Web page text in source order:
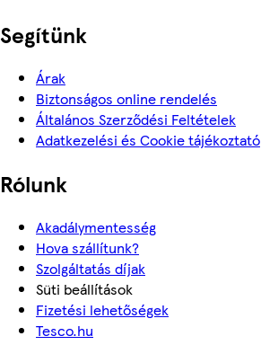
Segítünk
Árak
Biztonságos online rendelés
Általános Szerződési Feltételek
Adatkezelési és Cookie tájékoztató
Rólunk
Akadálymentesség
Hova szállítunk?
Szolgáltatás díjak
Süti beállítások
Fizetési lehetőségek
Tesco.hu